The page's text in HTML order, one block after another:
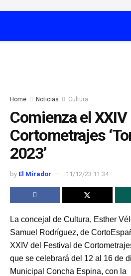
Home Noticias Cultura
Comienza el
Cortometrajes
2023’
by El Mirador 11/12/23 11:34
La concejal de Cultura, Esther
Samuel Rodríguez, de
XXIV del Festival de
que se celebrará del 12 al 16 de
Municipal Concha Espina, con la